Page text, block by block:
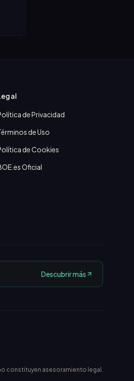
de Privacidad
de Uso
de Cookies
Oficial
Descubrir más
constituyen asesoramiento legal.